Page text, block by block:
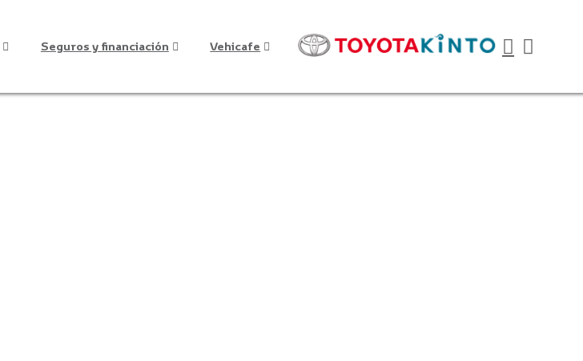
Seguros y financiación Vehicafe